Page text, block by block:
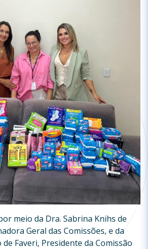
meio da Dra. Sabrina Knihs de
Geral das Comissões, e da
de Faveri, Presidente da Comissão